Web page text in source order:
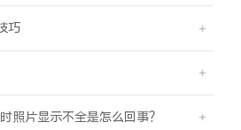
巧
照片显示不全是怎么回事？